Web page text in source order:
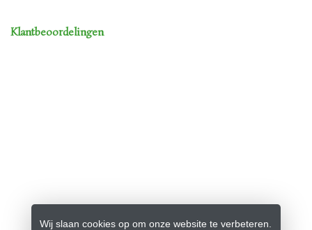
Klantbeoordelingen
Wij slaan cookies op om onze website te verbeteren.